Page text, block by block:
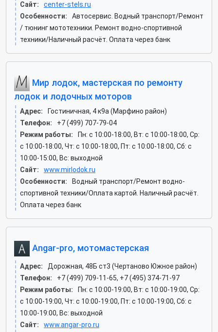
Сайт:
center-stels.ru
Особенности:
Автосервис. Водный транспорт/Ремонт
/ тюнинг мототехники. Ремонт водно-спортивной
техники/Наличный расчёт. Оплата через банк
Мир лодок, мастерская по ремонту
лодок и лодочных моторов
Адрес:
Гостиничная, 4 к9а (Марфино район)
Телефон:
+7 (499) 707-79-04
Режим работы:
Пн: c 10:00-18:00, Вт: c 10:00-18:00, Ср:
c 10:00-18:00, Чт: c 10:00-18:00, Пт: c 10:00-18:00, Сб: c
10:00-15:00, Вс: выходной
Сайт:
www.mirlodok.ru
Особенности:
Водный транспорт/Ремонт водно-
спортивной техники/Оплата картой. Наличный расчёт.
Оплата через банк
Angar-pro, мотомастерская
Адрес:
Дорожная, 48Б ст3 (Чертаново Южное район)
Телефон:
+7 (499) 709-11-65, +7 (495) 374-71-97
Режим работы:
Пн: c 10:00-19:00, Вт: c 10:00-19:00, Ср:
c 10:00-19:00, Чт: c 10:00-19:00, Пт: c 10:00-19:00, Сб: c
10:00-19:00, Вс: выходной
Сайт:
www.angar-pro.ru